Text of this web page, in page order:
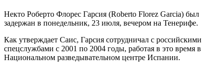
Некто Роберто Флорес Гарсия (Roberto Florez Garcia) был
задержан в понедельник, 23 июля, вечером на Тенерифе.
Как утверждает Саис, Гарсия сотрудничал с российскими
спецслужбами с 2001 по 2004 годы, работая в это время в
Национальном разведывательном центре Испании.